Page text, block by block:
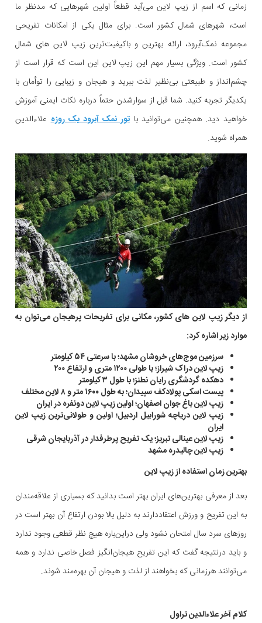
زمانی که اسم از زیپ لاین می‌آید قطعاً اولین شهرهایی که مدنظر ما
است، شهرهای شمال کشور است. برای مثال یکی از امکانات تفریحی
مجموعه نمک‌آبرود، ارائه بهترین و باکیفیت‌ترین زیپ لاین های شمال
کشور است. ویژگی بسیار مهم این زیپ لاین این است که قرار است از
چشم‌انداز و طبیعتی بی‌نظیر لذت ببرید و هیجان و زیبایی را توأمان با
یکدیگر تجربه کنید. شما قبل از سوارشدن حتماً درباره نکات ایمنی آموزش
خواهید دید. همچنین می‌توانید با تور نمک آبرود یک روزهعلاءالدین
همراه شوید.
از دیگر زیپ لاین های کشور، مکانی برای تفریحات پرهیجان می‌توان به
موارد زیر اشاره کرد:
سرزمین موج‌های خروشان مشهد؛ با سرعتی ۵۴ کیلومتر
زیپ لاین دراک شیراز؛ با طولی ۱۲۰۰ متری و ارتفاع ۲۰۰
دهکده گردشگری رایان نطنز؛ با طول ۳ کیلومتر
پیست اسکی پولادکف سپیدان؛ به طول ۱۶۰۰ متر و ۸ لاین مختلف
زیپ لاین باغ جوان اصفهان؛ اولین زیپ لاین دونفره در ایران
زیپ لاین دریاچه شورابیل اردبیل؛ اولین و طولانی‌ترین زیپ لاین
ایران
زیپ لاین عینالی تبریز؛ یک تفریح پرطرفدار در آذربایجان شرقی
زیپ لاین چالیدره مشهد
بهترین زمان استفاده از زیپ لاین
بعد از معرفی بهترین‌های ایران بهتر است بدانید که بسیاری از علاقه‌مندان
به این تفریح و ورزش اعتقاددارند به دلیل بالا بودن ارتفاع آن بهتر است در
روزهای سرد سال امتحان نشود ولی دراین‌باره هیچ نظر قطعی وجود ندارد
و باید درنتیجه گفت که این تفریح هیجان‌انگیز فصل خاصی ندارد و همه
می‌توانند هرزمانی که بخواهند از لذت و هیجان آن بهره‌مند شوند.
کلام آخر علاءالدین تراول